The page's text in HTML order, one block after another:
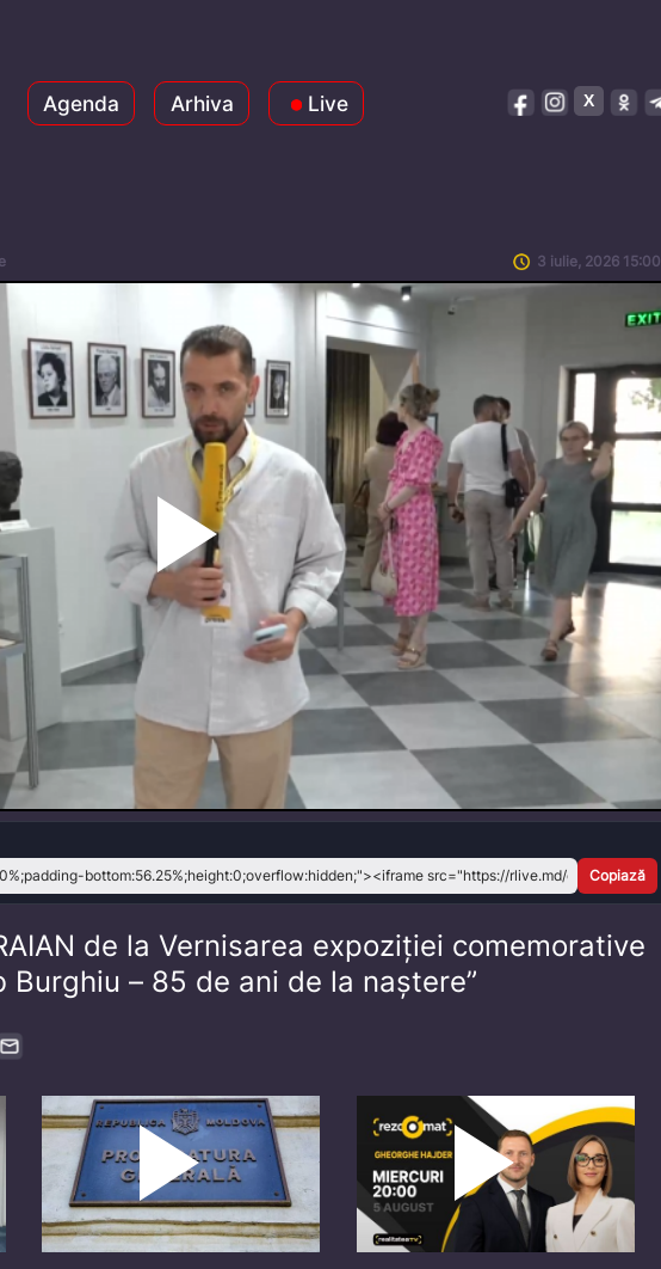
Agenda Arhiva Live
3 iulie, 2026 15:00
Play
Video
Copiază
de la Vernisarea expoziției comemorative
Burghiu – 85 de ani de la naștere”